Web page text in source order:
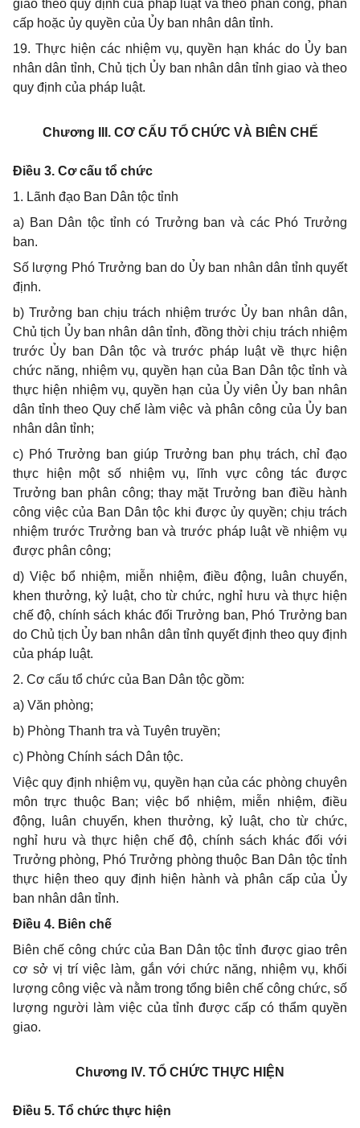
giao theo quy định của pháp luật và theo phân công, phân
cấp hoặc ủy quyền của Ủy ban nhân dân tỉnh.
19. Thực hiện các nhiệm vụ, quyền hạn khác do Ủy ban
nhân dân tỉnh, Chủ tịch Ủy ban nhân dân tỉnh giao và theo
quy định của pháp luật.
Chương III. CƠ CẤU TỔ CHỨC VÀ BIÊN CHẾ
Điều 3. Cơ cấu tổ chức
1. Lãnh đạo Ban Dân tộc tỉnh
a) Ban Dân tộc tỉnh có Trưởng ban và các Phó Trưởng
ban.
Số lượng Phó Trưởng ban do Ủy ban nhân dân tỉnh quyết
định.
b) Trưởng ban chịu trách nhiệm trước Ủy ban nhân dân,
Chủ tịch Ủy ban nhân dân tỉnh, đồng thời chịu trách nhiệm
trước Ủy ban Dân tộc và trước pháp luật về thực hiện
chức năng, nhiệm vụ, quyền hạn của Ban Dân tộc tỉnh và
thực hiện nhiệm vụ, quyền hạn của Ủy viên Ủy ban nhân
dân tỉnh theo Quy chế làm việc và phân công của Ủy ban
nhân dân tỉnh;
c) Phó Trưởng ban giúp Trưởng ban phụ trách, chỉ đạo
thực hiện một số nhiệm vụ, lĩnh vực công tác được
Trưởng ban phân công; thay mặt Trưởng ban điều hành
công việc của Ban Dân tộc khi được ủy quyền; chịu trách
nhiệm trước Trưởng ban và trước pháp luật về nhiệm vụ
được phân công;
d) Việc bổ nhiệm, miễn nhiệm, điều động, luân chuyển,
khen thưởng, kỷ luật, cho từ chức, nghỉ hưu và thực hiện
chế độ, chính sách khác đối Trưởng ban, Phó Trưởng ban
do Chủ tịch Ủy ban nhân dân tỉnh quyết định theo quy định
của pháp luật.
2. Cơ cấu tổ chức của Ban Dân tộc gồm:
a) Văn phòng;
b) Phòng Thanh tra và Tuyên truyền;
c) Phòng Chính sách Dân tộc.
Việc quy định nhiệm vụ, quyền hạn của các phòng chuyên
môn trực thuộc Ban; việc bổ nhiệm, miễn nhiệm, điều
động, luân chuyển, khen thưởng, kỷ luật, cho từ chức,
nghỉ hưu và thực hiện chế độ, chính sách khác đối với
Trưởng phòng, Phó Trưởng phòng thuộc Ban Dân tộc tỉnh
thực hiện theo quy định hiện hành và phân cấp của Ủy
ban nhân dân tỉnh.
Điều 4. Biên chế
Biên chế công chức của Ban Dân tộc tỉnh được giao trên
cơ sở vị trí việc làm, gắn với chức năng, nhiệm vụ, khối
lượng công việc và nằm trong tổng biên chế công chức, số
lượng người làm việc của tỉnh được cấp có thẩm quyền
giao.
Chương IV. TỔ CHỨC THỰC HIỆN
Điều 5. Tổ chức thực hiện